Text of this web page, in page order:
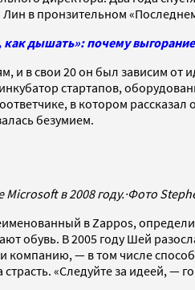
Лин в пронзительном
как дышать»: почему
и в свои 20 он был зависим
стартапов,
в котором
безумием.
в 2008 году.·Фото
в Zappos,
обувь. В 2005 году Шей
компанию, — в том числе
«Следуйте за идеей, —